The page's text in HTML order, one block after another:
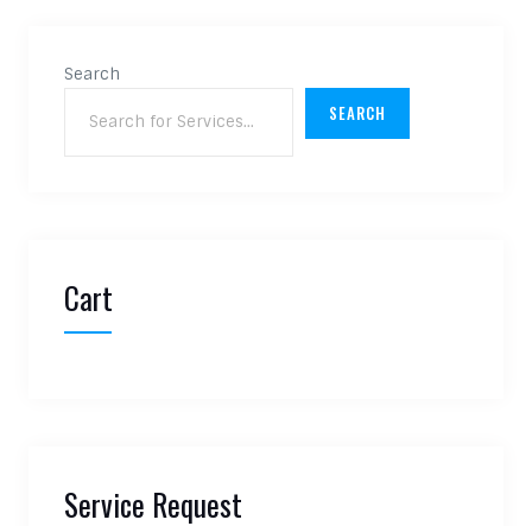
Search
SEARCH
Cart
Service Request